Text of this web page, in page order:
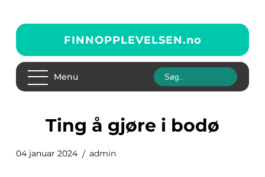
FINNOPPLEVELSEN.no
Menu
ting å gjøre i bodø
04 januar 2024 admin